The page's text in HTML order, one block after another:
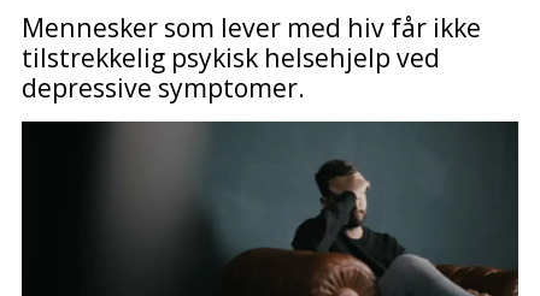
Mennesker som lever med hiv får ikke
tilstrekkelig psykisk helsehjelp ved
depressive symptomer.